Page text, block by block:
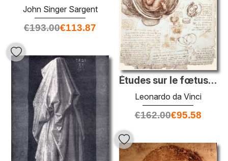
John Singer Sargent
€193.00€113.87
Études sur le fœtus dans l'utérus
Leonardo da Vinci
€162.00€95.58